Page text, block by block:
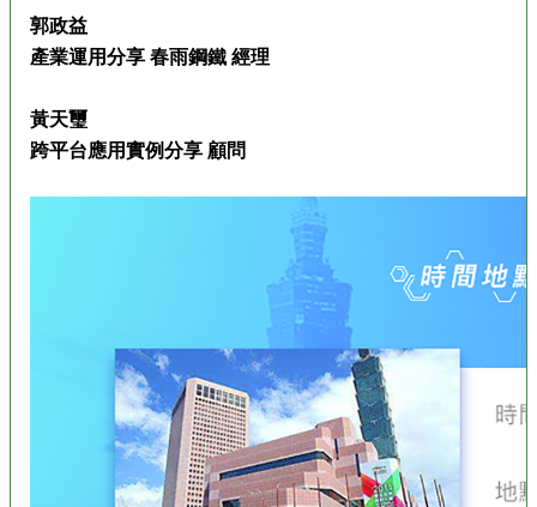
郭政益
產業運用分享 春雨鋼鐵 經理
黃天璽
跨平台應用實例分享 顧問